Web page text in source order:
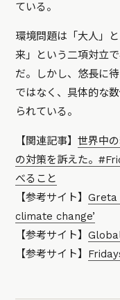
ている。
環境問題は「大人」
来」という二項対立
だ。しかし、悠長に
ではなく、具体的な
られている。
【関連記事】世界中
の対策を訴えた。
べること
【参考サイト】Greta
climate change’
【参考サイト】
【参考サイト】